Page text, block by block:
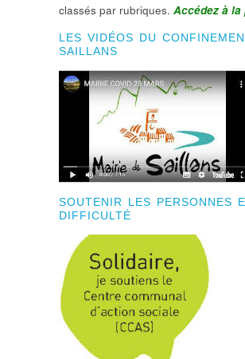
classés par rubriques. Accédez à la
LES VIDÉOS DU
SAILLANS
SOUTENIR LES PERSONNES
DIFFICULTÉ